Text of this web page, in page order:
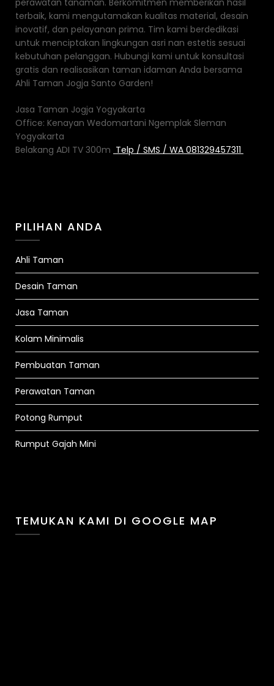
perawatan tanaman. Berkomitmen memberikan hasil
terbaik, kami mengutamakan kualitas material, desain
inovatif, dan pelayanan prima. Tim kami berdedikasi
untuk menciptakan lingkungan asri nan estetis sesuai
kebutuhan pelanggan. Hubungi kami untuk konsultasi
gratis dan realisasikan taman idaman Anda bersama
Ahli Taman Jogja Santo Garden!
Jasa Taman Jogja Yogyakarta
Office: Kenayan Wedomartani Ngemplak Sleman
Yogyakarta
Belakang ADI TV 300m Telp / SMS / WA 081329457311
PILIHAN ANDA
Ahli Taman
Desain Taman
Jasa Taman
Kolam Minimalis
Pembuatan Taman
Perawatan Taman
Potong Rumput
Rumput Gajah Mini
TEMUKAN KAMI DI GOOGLE MAP